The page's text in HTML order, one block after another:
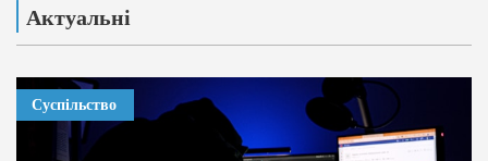
Актуальні
Суспільство